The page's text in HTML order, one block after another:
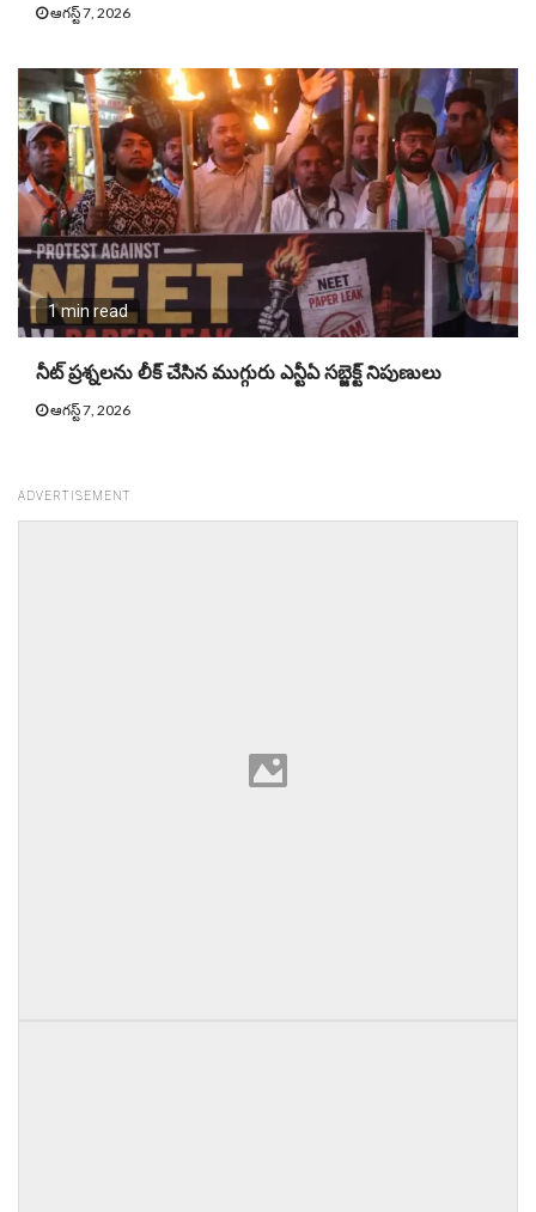
ఆగస్ట్ 7, 2026
1 min read
నీట్ ప్ర‌శ్న‌ల‌ను లీక్ చేసిన ముగ్గురు ఎన్టీఏ స‌బ్జెక్ట్ నిపుణులు
ఆగస్ట్ 7, 2026
ADVERTISEMENT